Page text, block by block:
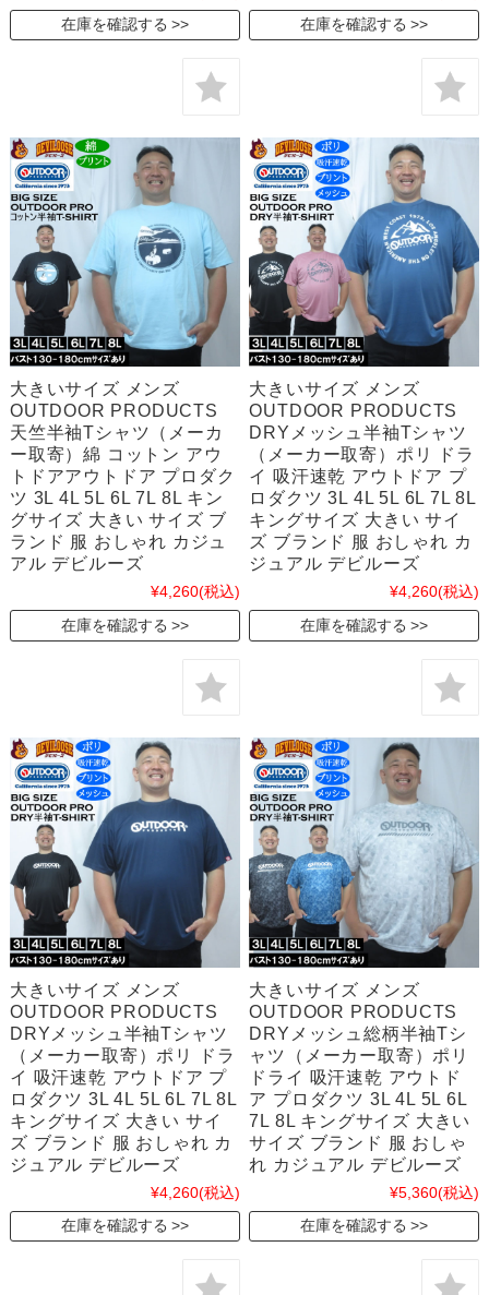
在庫を確認する 在庫を確認する
大きいサイズ メンズ
OUTDOOR PRODUCTS
天竺半袖Tシャツ（メーカ
ー取寄）綿 コットン アウ
トドアアウトドア プロダク
ツ 3L 4L 5L 6L 7L 8L キン
グサイズ 大きい サイズ ブ
ランド 服 おしゃれ カジュ
アル デビルーズ
¥4,260(税込)
在庫を確認する
大きいサイズ メンズ
OUTDOOR PRODUCTS
DRYメッシュ半袖Tシャツ
（メーカー取寄）ポリ ドラ
イ 吸汗速乾 アウトドア プ
ロダクツ 3L 4L 5L 6L 7L 8L
キングサイズ 大きい サイ
ズ ブランド 服 おしゃれ カ
ジュアル デビルーズ
¥4,260(税込)
在庫を確認する
大きいサイズ メンズ
OUTDOOR PRODUCTS
DRYメッシュ半袖Tシャツ
（メーカー取寄）ポリ ドラ
イ 吸汗速乾 アウトドア プ
ロダクツ 3L 4L 5L 6L 7L 8L
キングサイズ 大きい サイ
ズ ブランド 服 おしゃれ カ
ジュアル デビルーズ
¥4,260(税込)
在庫を確認する
大きいサイズ メンズ
OUTDOOR PRODUCTS
DRYメッシュ総柄半袖Tシ
ャツ（メーカー取寄）ポリ
ドライ 吸汗速乾 アウトド
ア プロダクツ 3L 4L 5L 6L
7L 8L キングサイズ 大きい
サイズ ブランド 服 おしゃ
れ カジュアル デビルーズ
¥5,360(税込)
在庫を確認する